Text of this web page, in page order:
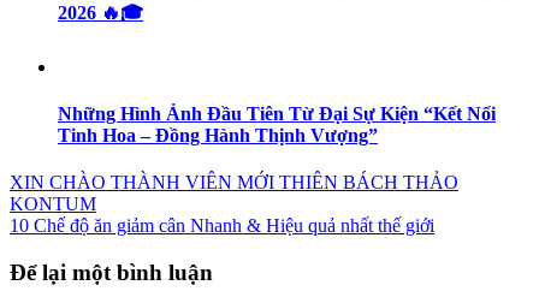
2026 🔥🎓
Những Hình Ảnh Đầu Tiên Từ Đại Sự Kiện “Kết Nối
Tinh Hoa – Đồng Hành Thịnh Vượng”
XIN CHÀO THÀNH VIÊN MỚI THIÊN BÁCH THẢO
KONTUM
10 Chế độ ăn giảm cân Nhanh & Hiệu quả nhất thế giới
Để lại một bình luận